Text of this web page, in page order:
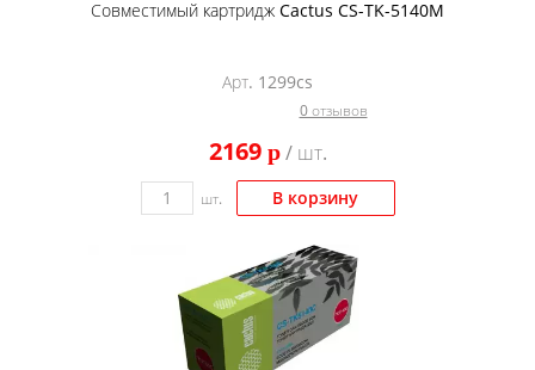
Совместимый картридж Cactus CS-TK-5140M
Арт. 1299cs
0 отзывов
2169 p/ шт.
шт. В корзину